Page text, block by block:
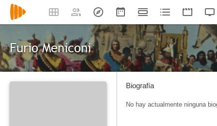
Furio Meniconi
Biografía
No hay actualmente ninguna